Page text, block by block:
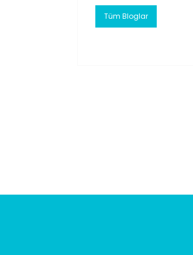
Tüm Bloglar